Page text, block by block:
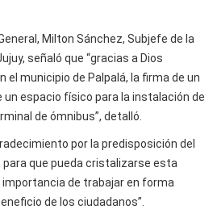
Milton Sánchez, Subjefe de la
señaló que “gracias a Dios
municipio de Palpalá, la firma de un
un espacio físico para la instalación de
de ómnibus”, detalló.
por la predisposición del
que pueda cristalizarse esta
de trabajar en forma
de los ciudadanos”.